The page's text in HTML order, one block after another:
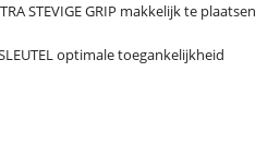
STEVIGE GRIP makkelijk te plaatsen
optimale toegankelijkheid